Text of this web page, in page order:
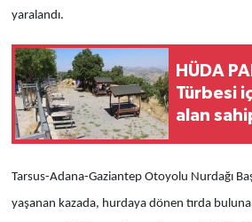
yaralandı.
HÜDA
Türbesi
alan
Tarsus-Adana-Gaziantep Otoyolu Nurdağı
yaşanan kazada, hurdaya dönen tırda